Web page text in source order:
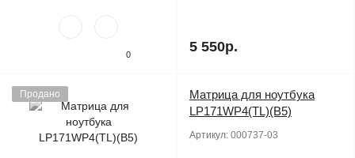
0 5 550р.
Продано
Матрица для ноутбука
LP171WP4(TL)(B5)
Артикул: 000737-03